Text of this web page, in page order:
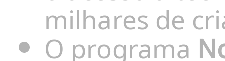
milhares de
O programa